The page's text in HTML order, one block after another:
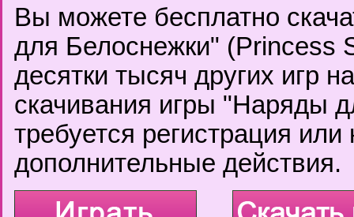
Вы можете бесплатно
для Белоснежки" (Princess
десятки тысяч других игр
скачивания игры "Наряды
требуется регистрация или
дополнительные действия.